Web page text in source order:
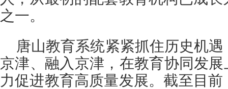
之一。
唐山教育系统紧紧抓住历史机
京津、融入京津，在教育协同发
力促进教育高质量发展。截至目